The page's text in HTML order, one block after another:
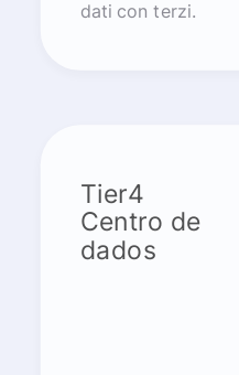
dati con terzi.
Tier4
Centro de
dados